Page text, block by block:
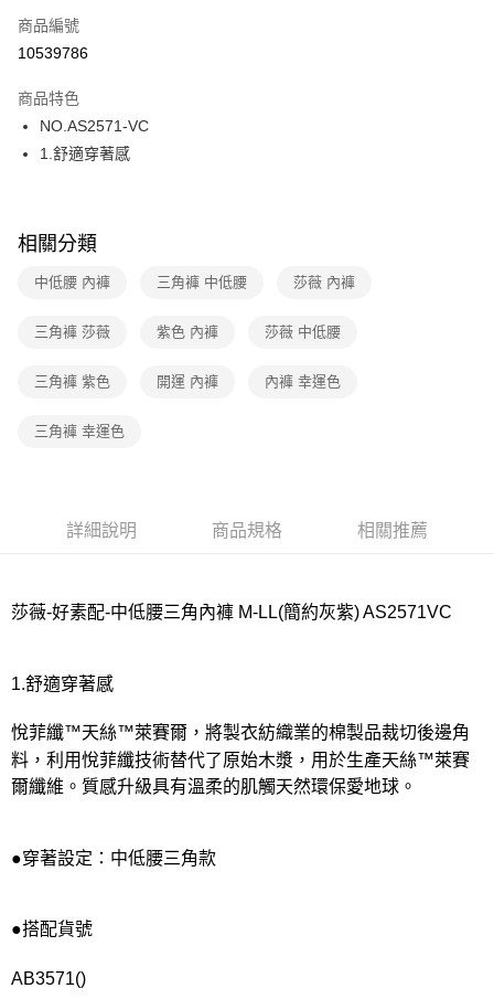
街口支付
運送方式
全家取貨付款
每筆NT$80，滿NT$1,000(含以上)免運費
每筆NT$80，滿NT$1,000(含以上)免運費
宅配
每筆NT$220
每筆NT$80，滿NT$1,000(含以上)免運費
商品編號
10539786
商品特色
NO.AS2571-VC
1.舒適穿著感
相關分類
中低腰 內褲 三角褲 中低腰 莎薇 內褲
三角褲 莎薇 紫色 內褲 莎薇 中低腰
三角褲 紫色 開運 內褲 內褲 幸運色
三角褲 幸運色
詳細說明 商品規格 相關推薦
莎薇-好素配-中低腰三角內褲 M-LL(簡約灰紫) AS2571VC
1.舒適穿著感
悅菲纖™天絲™萊賽爾，將製衣紡織業的棉製品裁切後邊角
料，利用悅菲纖技術替代了原始木漿，用於生產天絲™萊賽
爾纖維。質感升級具有溫柔的肌觸天然環保愛地球。
●穿著設定：中低腰三角款
●搭配貨號
AB3571()